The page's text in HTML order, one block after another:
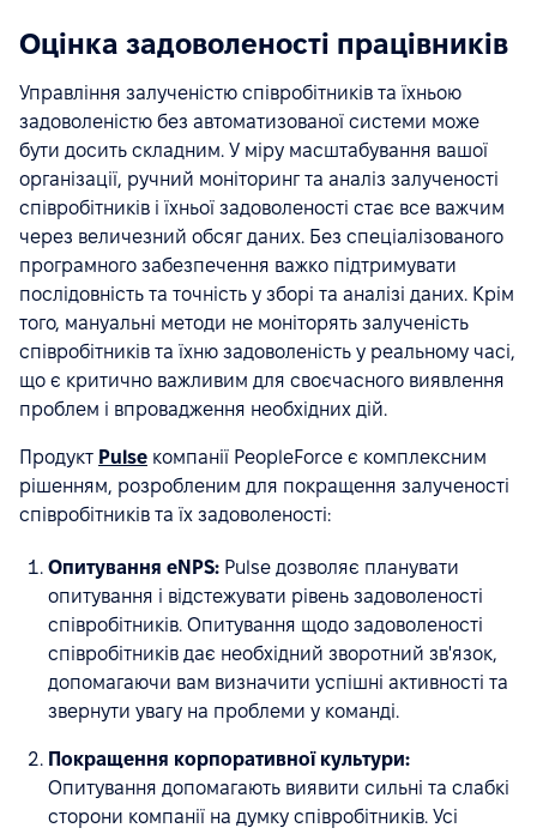
Оцінка задоволеності працівників
Управління залученістю співробітників та їхньою
задоволеністю без автоматизованої системи може
бути досить складним. У міру масштабування вашої
організації, ручний моніторинг та аналіз залученості
співробітників і їхньої задоволеності стає все важчим
через величезний обсяг даних. Без спеціалізованого
програмного забезпечення важко підтримувати
послідовність та точність у зборі та аналізі даних. Крім
того, мануальні методи не моніторять залученість
співробітників та їхню задоволеність у реальному часі,
що є критично важливим для своєчасного виявлення
проблем і впровадження необхідних дій.
Продукт Pulse компанії PeopleForce є комплексним
рішенням, розробленим для покращення залученості
співробітників та їх задоволеності:
Опитування eNPS: Pulse дозволяє планувати
опитування і відстежувати рівень задоволеності
співробітників. Опитування щодо задоволеності
співробітників дає необхідний зворотний зв'язок,
допомагаючи вам визначити успішні активності та
звернути увагу на проблеми у команді.
Покращення корпоративної культури:
Опитування допомагають виявити сильні та слабкі
сторони компанії на думку співробітників. Усі